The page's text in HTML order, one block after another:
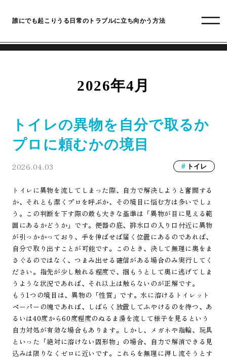
誰にでも起こりうる日常のトラブルに立ち向かう方法
2026年4月
トイレの異物を自分で取るか
プロに頼むかの境目
2026.04.03 トイレ
トイレに異物を流してしまった際、自力で解決しようと奮闘する
か、それとも潔くプロを呼ぶか、その境目に悩む方は多いでしょ
う。この判断を下す際の最も大きな基準は「異物が目に見える範
囲にあるかどうか」です。便器の底、排水口の入り口付近に異物
が引っかかっており、手を伸ばせば届く位置にあるのであれば、
自分で取り出すことが可能です。このとき、決して無理に奥をま
さぐるのではなく、つまみ出せる確信がある場合のみ実行してく
ださい。指先が少し触れる程度で、掴もうとして奥に逃げてしま
うような状況であれば、それ以上は触らないのが正解です。
もう1つの境目は、異物の「性質」です。水に溶けるトイレット
ペーパーの塊であれば、しばらく放置してふやけるのを待つ、あ
るいは40度から60度程度のぬるま湯を流して様子を見るという
自力対処が有効な場合もあります。しかし、メガネや指輪、玩具
といった「絶対に溶けない固形物」の場合、自力で解消できる見
込みは限りなくゼロに近いです。これらを無理に押し流そうとす